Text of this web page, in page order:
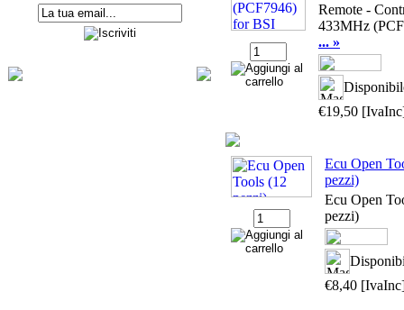
Remote -
433MHz
... »
€19,50
Ecu Open
pezzi)
Ecu Open
pezzi)
€8,40